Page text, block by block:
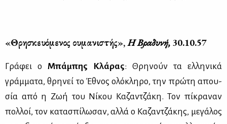
«Θρη­σκευό­με­νος ου­μα­νι­στής»,Η Βρα­δυ­νή, 30.10.57
Γρά­φει ο Μπά­μπης Κλά­ρας: Θρη­νούν τα ελ­λη­νι­κά
γράμ­μα­τα, θρη­νεί το Έθνος ολό­κλη­ρο, την πρώ­τη απου­
σία από η Ζωή του Νί­κου Κα­ζαν­τζά­κη. Τον πί­κρα­ναν
πολ­λοί, τον κα­τα­σπί­λω­σαν, αλ­λά ο Κα­ζαν­τζά­κης, με­γά­λος